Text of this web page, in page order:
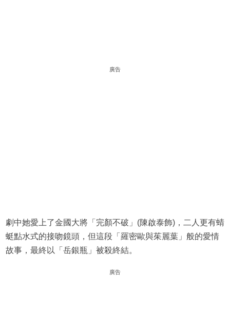
廣告
劇中她愛上了金國大將「完顏不破」(陳啟泰飾)，二人更有蜻
蜓點水式的接吻鏡頭，但這段「羅密歐與茱麗葉」般的愛情
故事，最終以「岳銀瓶」被殺終結。
廣告